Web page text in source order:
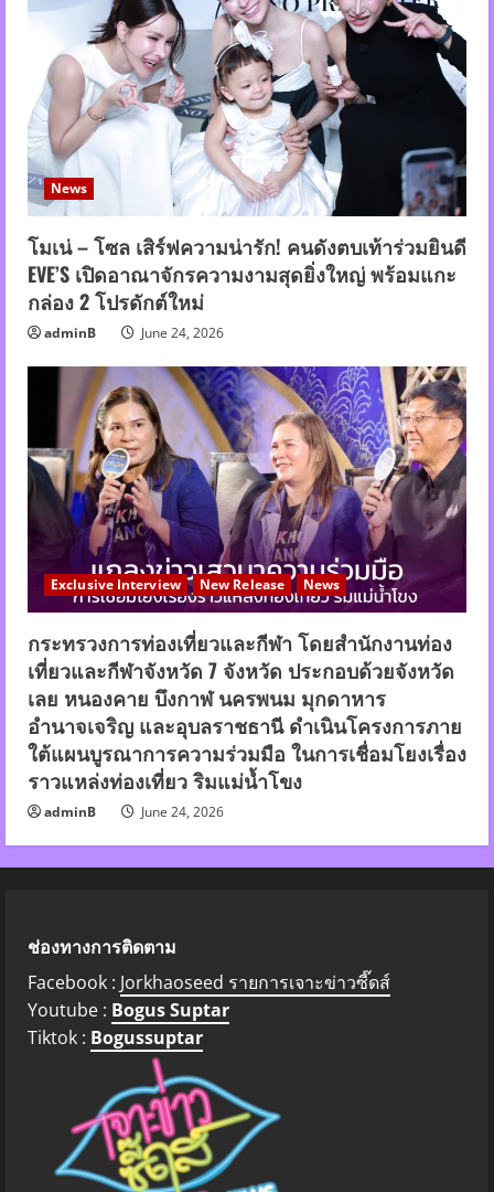
News
โมเน่ – โซล เสิร์ฟความน่ารัก! คนดังตบเท้าร่วมยินดี
EVE’S เปิดอาณาจักรความงามสุดยิ่งใหญ่ พร้อมแกะ
กล่อง 2 โปรดักต์ใหม่
adminB June 24, 2026
Exclusive Interview New Release News
กระทรวงการท่องเที่ยวและกีฬา โดยสำนักงานท่อง
เที่ยวและกีฬาจังหวัด 7 จังหวัด ประกอบด้วยจังหวัด
เลย หนองคาย บึงกาฬ นครพนม มุกดาหาร
อำนาจเจริญ และอุบลราชธานี ดำเนินโครงการภาย
ใต้แผนบูรณาการความร่วมมือ ในการเชื่อมโยงเรื่อง
ราวแหล่งท่องเที่ยว ริมแม่น้ำโขง
adminB June 24, 2026
ช่องทางการติดตาม
Facebook : Jorkhaoseed รายการเจาะข่าวซี๊ดส์
Youtube : Bogus Suptar
Tiktok : Bogussuptar